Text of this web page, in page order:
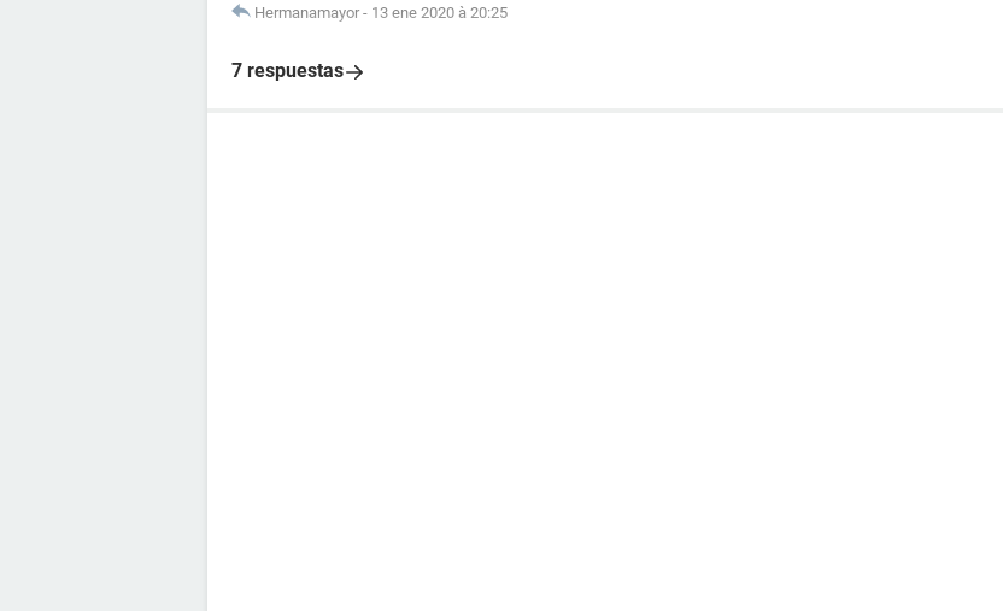
Hermanamayor - 13 ene 2020 à 20:25
7 respuestas